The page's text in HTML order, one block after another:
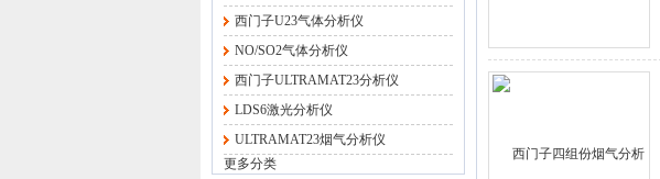
西门子U23气体分析仪
NO/SO2气体分析仪
西门子ULTRAMAT23分析仪
LDS6激光分析仪
ULTRAMAT23烟气分析仪
更多分类